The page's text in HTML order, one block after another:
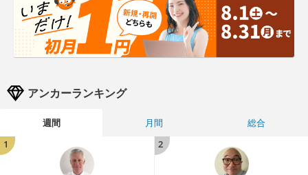
アンカーランキング
週間 月間
総合
1
2